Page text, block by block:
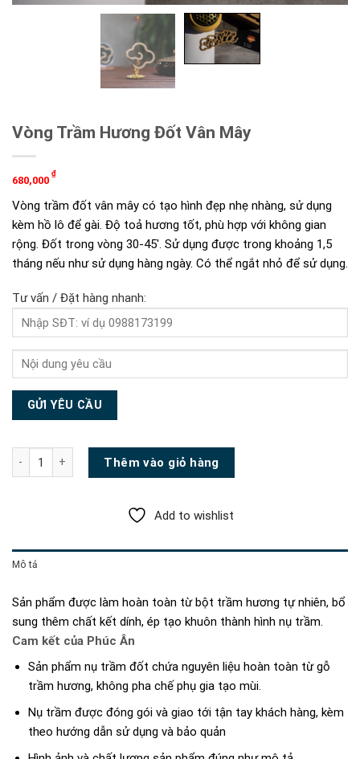
Vòng Trầm Hương Đốt Vân Mây
680,000
₫
Vòng trầm đốt vân mây có tạo hình đẹp nhẹ nhàng, sử dụng
kèm hồ lô để gài. Độ toả hương tốt, phù hợp với không gian
rộng. Đốt trong vòng 30-45′. Sử dụng được trong khoảng 1,5
tháng nếu như sử dụng hàng ngày. Có thể ngắt nhỏ để sử dụng.
Tư vấn / Đặt hàng nhanh:
Vòng Trầm Hương Đốt Vân Mây số lượng
Thêm vào giỏ hàng
Add to wishlist
Mô tả
Sản phẩm được làm hoàn toàn từ bột trầm hương tự nhiên, bổ
sung thêm chất kết dính, ép tạo khuôn thành hình nụ trầm.
Cam kết của Phúc Ân
Sản phẩm nụ trầm đốt chứa nguyên liệu hoàn toàn từ gỗ
trầm hương, không pha chế phụ gia tạo mùi.
Nụ trầm được đóng gói và giao tới tận tay khách hàng, kèm
theo hướng dẫn sử dụng và bảo quản